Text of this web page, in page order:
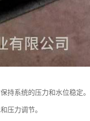
持系统的压力和水位稳定
压力调节。